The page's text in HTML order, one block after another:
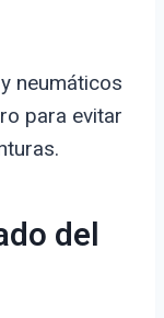
neumáticos
para evitar
del